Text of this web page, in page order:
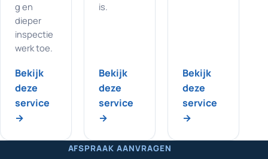
g en
dieper
inspectie
werk toe.
Bekijk
deze
service
→
is.
Bekijk
deze
service
→
Bekijk
deze
service
→
AFSPRAAK AANVRAGEN